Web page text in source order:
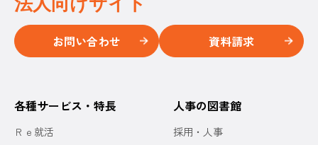
お問い合わせ 資料請求
各種サービス・特長
Ｒｅ就活
人事の図書館
採用・人事